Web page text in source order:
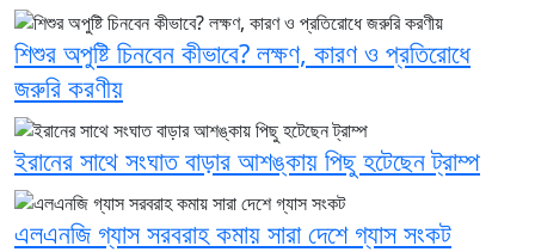
শিশুর অপুষ্টি চিনবেন কীভাবে? লক্ষণ, কারণ ও প্রতিরোধে
জরুরি করণীয়
ইরানের সাথে সংঘাত বাড়ার আশঙ্কায় পিছু হটেছেন ট্রাম্প
এলএনজি গ্যাস সরবরাহ কমায় সারা দেশে গ্যাস সংকট